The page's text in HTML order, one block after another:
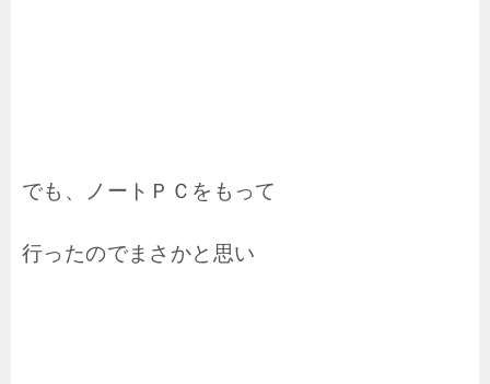
でも、ノートＰＣをもって
行ったのでまさかと思い